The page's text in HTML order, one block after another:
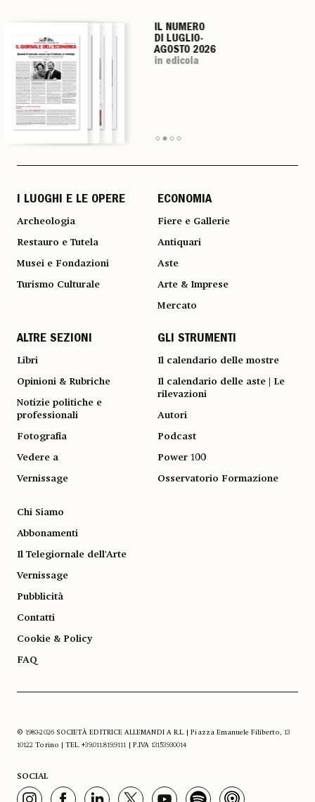
IL NUMERO
DI LUGLIO-
AGOSTO 2026
in edicola
IL NUMERO
DI LUGLIO-
AGOSTO 2026
in edicola
IL NUMERO
DI LUGLIO-
AGOSTO 2026
in edicola
IL NUMERO
DI LUGLIO-
AGOSTO 2026
in edicola
I LUOGHI E LE OPERE
Archeologia
Restauro e Tutela
Musei e Fondazioni
Turismo Culturale
ECONOMIA
Fiere e Gallerie
Antiquari
Aste
Arte & Imprese
Mercato
ALTRE SEZIONI
Libri
Opinioni & Rubriche
Notizie politiche e
professionali
Fotografia
Vedere a
Vernissage
GLI STRUMENTI
Il calendario delle mostre
Il calendario delle aste | Le
rilevazioni
Autori
Podcast
Power 100
Osservatorio Formazione
Chi Siamo
Abbonamenti
Il Telegiornale dell'Arte
Vernissage
Pubblicità
Contatti
Cookie & Policy
FAQ
© 1983-2026 SOCIETÀ EDITRICE ALLEMANDI A R.L. | Piazza Emanuele Filiberto, 13
10122 Torino | TEL. +39.011.819.9111 | P.IVA 13153930014
SOCIAL